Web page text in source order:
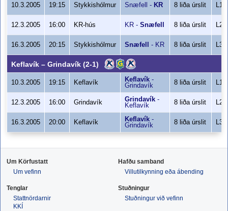
10.3.2005 19:15 Stykkishólmur Snæfell - KR 8 liða úrslit L1
12.3.2005 16:00 KR-hús KR - Snæfell 8 liða úrslit L2
16.3.2005 20:15 Stykkishólmur Snæfell - KR 8 liða úrslit L3
Keflavík – Grindavík (2-1)
10.3.2005 19:15 Keflavík Keflavík -
Grindavík
8 liða úrslit L1
12.3.2005 16:00 Grindavík Grindavík -
Keflavík
8 liða úrslit L2
16.3.2005 20:00 Keflavík Keflavík -
Grindavík
8 liða úrslit L3
Um Körfustatt
Um vefinn
Hafðu samband
Villutilkynning eða ábending
Tenglar
Stattnördarnir
KKÍ
Stuðningur
Stuðningur við vefinn